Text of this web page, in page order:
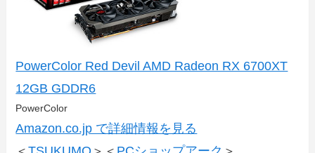
PowerColor Red Devil AMD Radeon RX 6700XT
12GB GDDR6
PowerColor
Amazon.co.jp で詳細情報を見る